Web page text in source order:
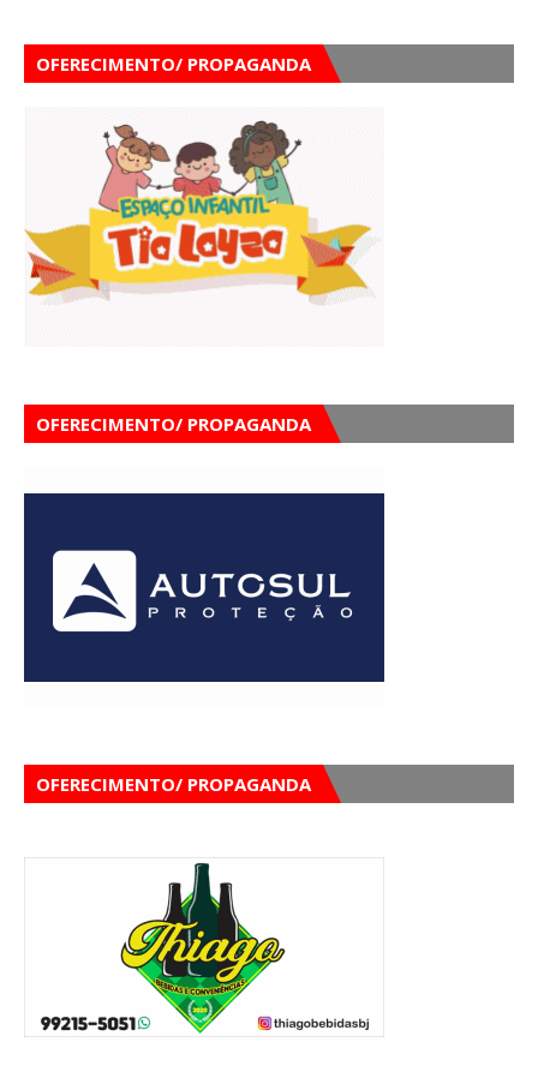
OFERECIMENTO/ PROPAGANDA
OFERECIMENTO/ PROPAGANDA
OFERECIMENTO/ PROPAGANDA